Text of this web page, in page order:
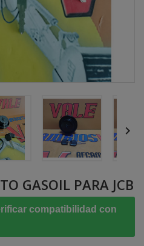

GASOIL PARA JCB
compatibilidad con